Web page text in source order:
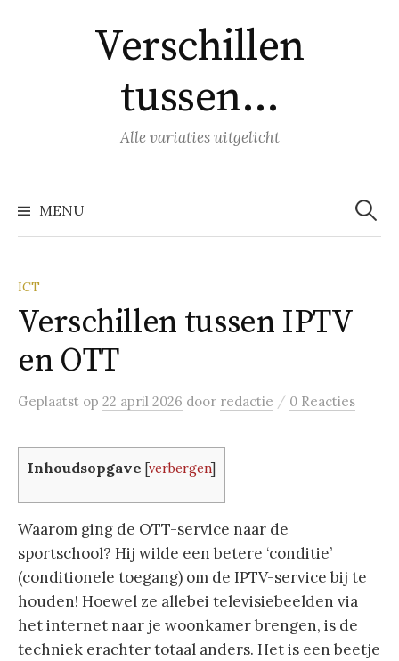
Verschillen
tussen…
Alle variaties uitgelicht
MENU
Zoeken
naar:
ICT
Verschillen tussen IPTV
en OTT
Geplaatst op 22 april 2026 door redactie / 0 Reacties
Inhoudsopgave [verbergen]
Waarom ging de OTT-service naar de
sportschool? Hij wilde een betere ‘conditie’
(conditionele toegang) om de IPTV-service bij te
houden! Hoewel ze allebei televisiebeelden via
het internet naar je woonkamer brengen, is de
techniek erachter totaal anders. Het is een beetje